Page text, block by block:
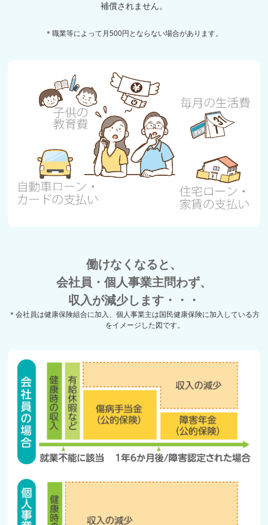
補償されません。
＊職業等によって月500円とならない場合があります。
働けなくなると、
会社員・個人事業主問わず、
収入が減少します・・・
＊会社員は健康保険組合に加入、個人事業主は国民健康保険に加入している方
をイメージした図です。